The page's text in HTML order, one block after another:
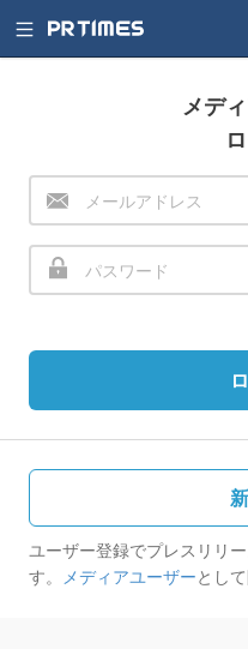
メデ
ユーザー登録でプレスリリ
す。 メディアユーザーとし